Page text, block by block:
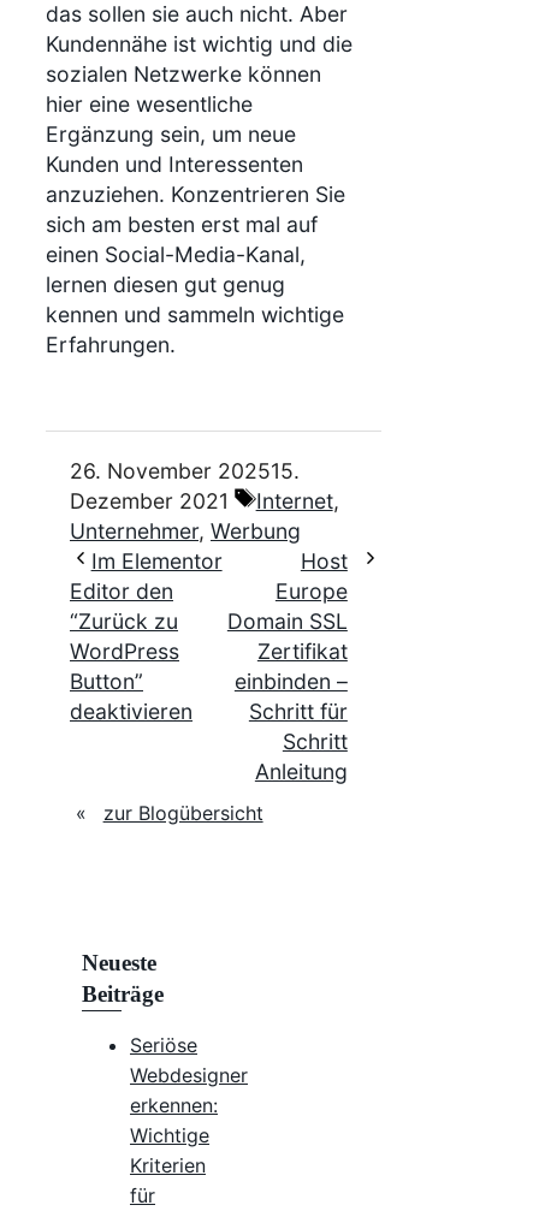
das sollen sie auch nicht. Aber
Kundennähe ist wichtig und die
sozialen Netzwerke können
hier eine wesentliche
Ergänzung sein, um neue
Kunden und Interessenten
anzuziehen. Konzentrieren Sie
sich am besten erst mal auf
einen Social-Media-Kanal,
lernen diesen gut genug
kennen und sammeln wichtige
Erfahrungen.
26. November 202515.
Dezember 2021
Schlagwörter
Internet,
Unternehmer, Werbung
Im Elementor
Editor den
“Zurück zu
WordPress
Button”
deaktivieren
Host
Europe
Domain SSL
Zertifikat
einbinden –
Schritt für
Schritt
Anleitung
« zur Blogübersicht
Neueste
Beiträge
Seriöse
Webdesigner
erkennen:
Wichtige
Kriterien
für